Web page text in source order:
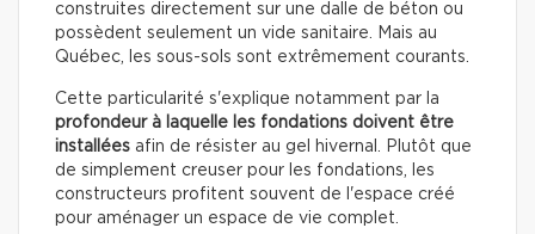
construites directement sur une dalle de béton ou
possèdent seulement un vide sanitaire. Mais au
Québec, les sous-sols sont extrêmement courants.
Cette particularité s'explique notamment par la
profondeur à laquelle les fondations doivent être
installées afin de résister au gel hivernal. Plutôt que
de simplement creuser pour les fondations, les
constructeurs profitent souvent de l'espace créé
pour aménager un espace de vie complet.